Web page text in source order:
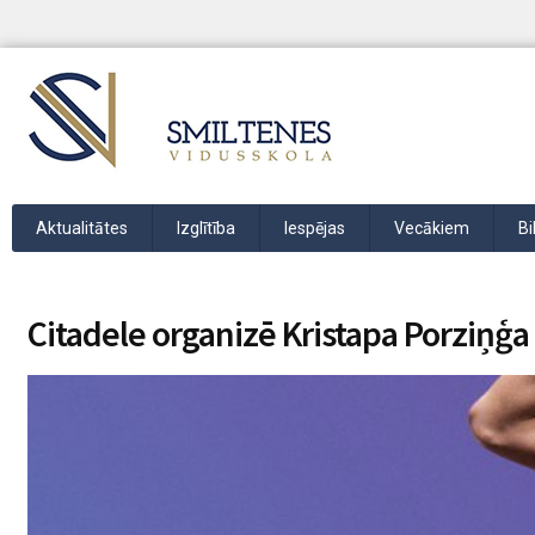
Aktualitātes Izglītība Iespējas Vecākiem
Citadele organizē Kristapa